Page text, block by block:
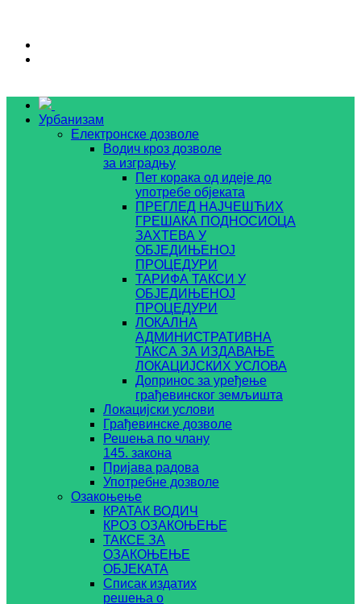
Урбанизам
Електронске дозволе
Водич кроз дозволе
за изградњу
Пет корака од идеје до
употребе објеката
ПРЕГЛЕД НАЈЧЕШЋИХ
ГРЕШАКА ПОДНОСИОЦА
ЗАХТЕВА У
ОБЈЕДИЊЕНОЈ
ПРОЦЕДУРИ
ТАРИФА ТАКСИ У
ОБЈЕДИЊЕНОЈ
ПРОЦЕДУРИ
ЛОКАЛНА
АДМИНИСТРАТИВНА
ТАКСА ЗА ИЗДАВАЊЕ
ЛОКАЦИЈСКИХ УСЛОВА
Допринос за уређење
грађевинског земљишта
Локацијски услови
Грађевинске дозволе
Решења по члану
145. закона
Пријава радова
Употребне дозволе
Озакоњење
КРАТАК ВОДИЧ
КРОЗ ОЗАКОЊЕЊЕ
ТАКСЕ ЗА
ОЗАКОЊЕЊЕ
ОБЈЕКАТА
Списак издатих
решења о